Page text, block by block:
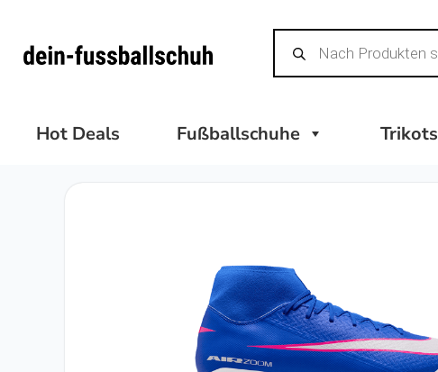
Inhalt
Products
search
Hot Deals Fußballschuhe Trikots